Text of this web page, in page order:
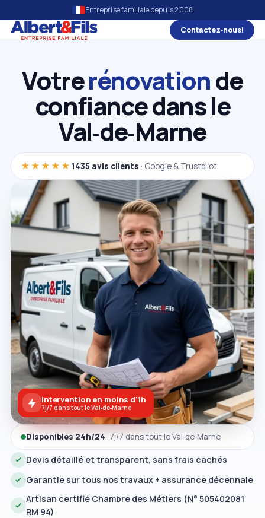
Entreprise familiale depuis 2008
Contactez‑nous!
Votrerénovationde
confiance dans le
Val‑de‑Marne
Devis détaillé et transparent, sans frais cachés
Garantie sur tous nos travaux + assurance décennale
Artisan certifié Chambre des Métiers (N° 505402081
RM 94)
Disponibles 24h/24, 7j/7 dans tout le Val‑de‑Marne
★★★★★ 1435 avis clients · Google & Trustpilot
Intervention en moins d'1h
7j/7 dans tout le Val‑de‑Marne